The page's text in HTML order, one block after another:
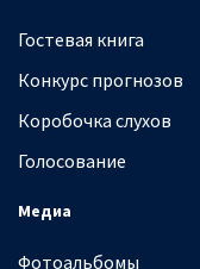
Гостевая книга
Конкурс прогнозов
Коробочка слухов
Голосование
Медиа
Фотоальбомы